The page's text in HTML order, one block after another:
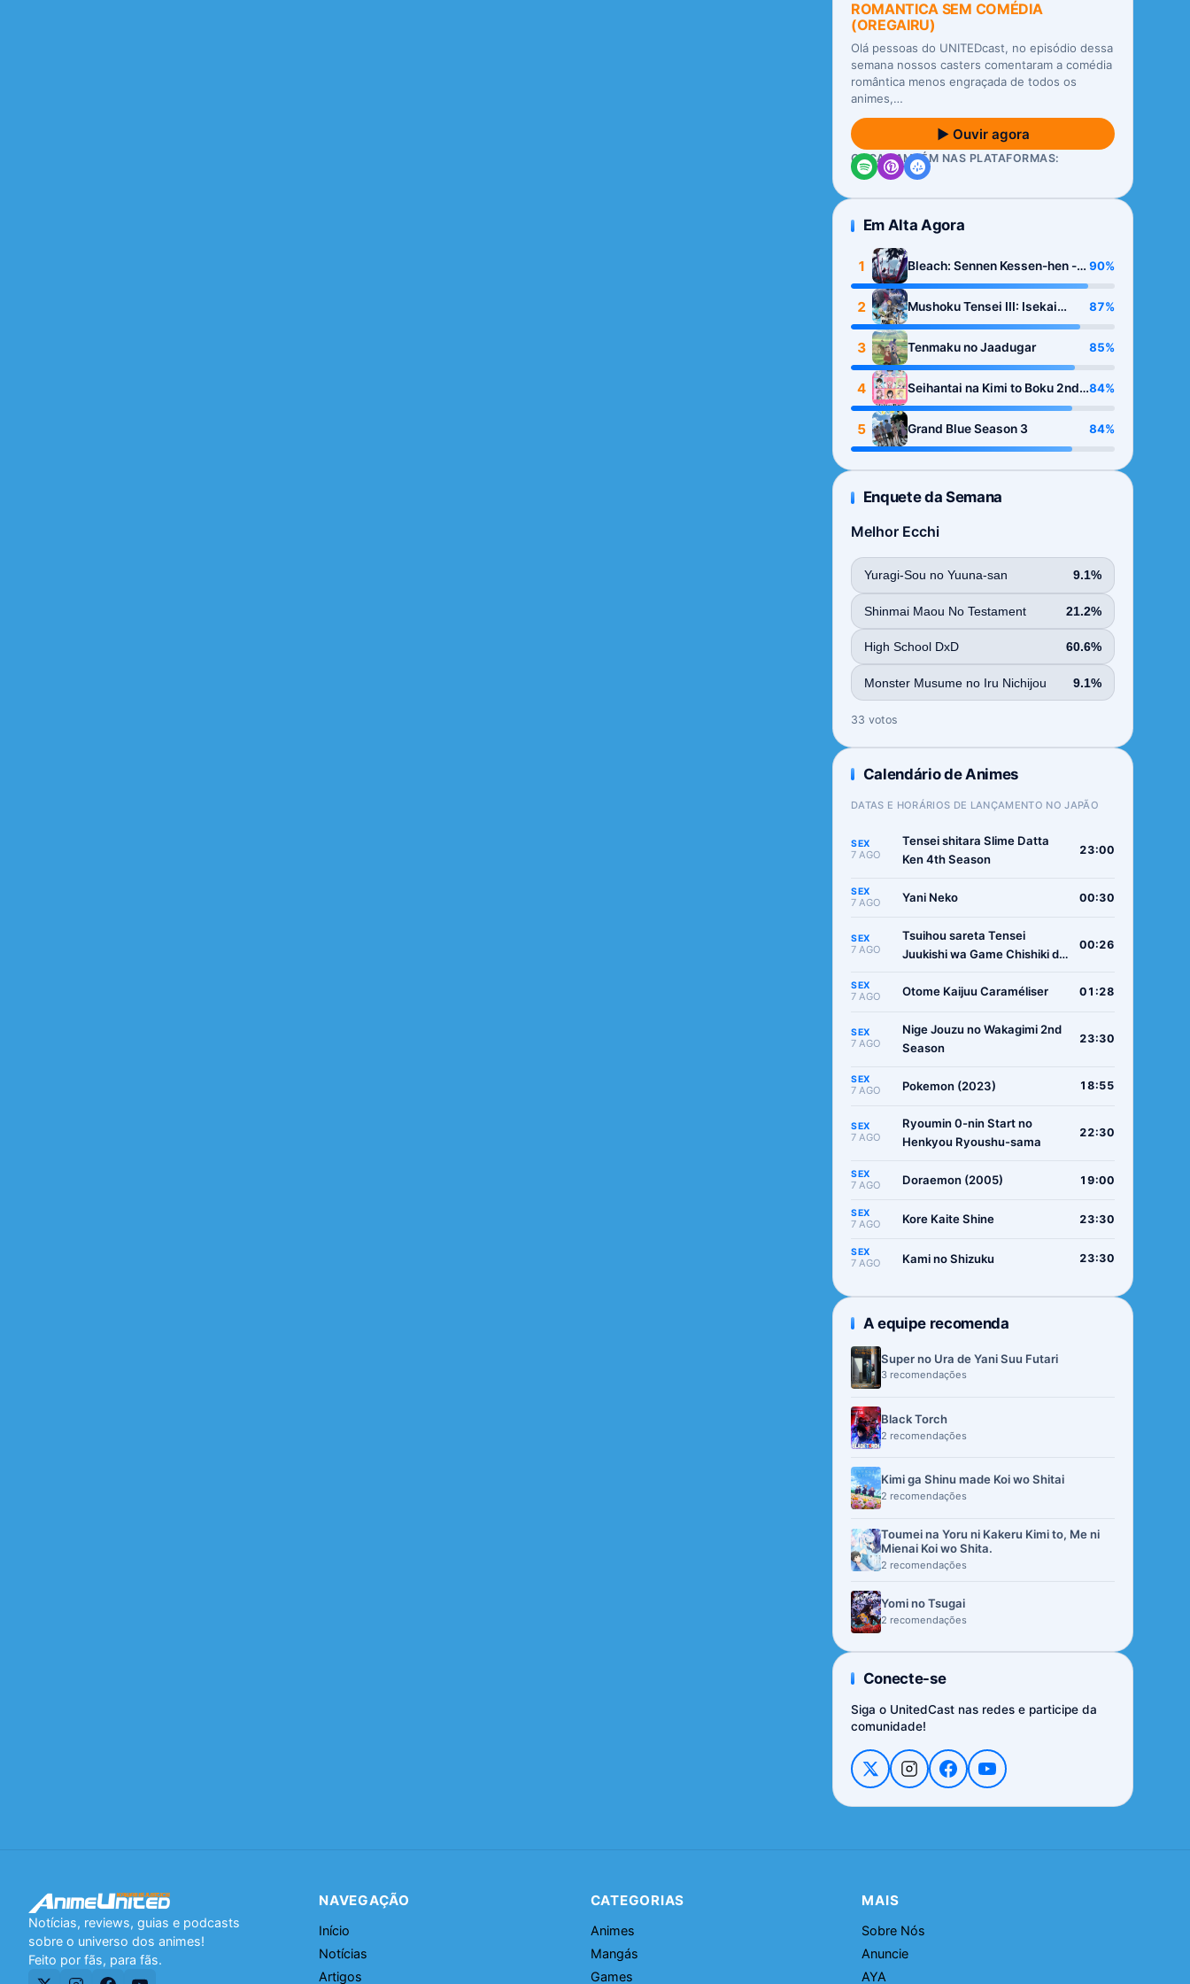
ROMANTICA SEM COMÉDIA
(OREGAIRU)
Olá pessoas do UNITEDcast, no episódio dessa
semana nossos casters comentaram a comédia
romântica menos engraçada de todos os
animes,…
▶ Ouvir agora
OUÇA TAMBÉM NAS PLATAFORMAS:
Em Alta Agora
1
Bleach: Sennen Kessen-hen -
Kashin-tan
90%
2
Mushoku Tensei III: Isekai
Ittara Honki Dasu
87%
3 Tenmaku no Jaadugar 85%
4
Seihantai na Kimi to Boku 2nd
Season
84%
5 Grand Blue Season 3 84%
Enquete da Semana
Melhor Ecchi
Yuragi-Sou no Yuuna-san 9.1%
Shinmai Maou No Testament 21.2%
High School DxD 60.6%
Monster Musume no Iru Nichijou 9.1%
33 votos
Calendário de Animes
DATAS E HORÁRIOS DE LANÇAMENTO NO JAPÃO
SEX
7 AGO
Tensei shitara Slime Datta
Ken 4th Season
23:00
SEX
7 AGO Yani Neko 00:30
SEX
7 AGO
Tsuihou sareta Tensei
Juukishi wa Game Chishiki de
00:26
SEX
7 AGO Otome Kaijuu Caraméliser 01:28
SEX
7 AGO
Nige Jouzu no Wakagimi 2nd
Season
23:30
SEX
7 AGO Pokemon (2023) 18:55
SEX
7 AGO
Ryoumin 0-nin Start no
Henkyou Ryoushu-sama
22:30
SEX
7 AGO Doraemon (2005) 19:00
SEX
7 AGO Kore Kaite Shine 23:30
SEX
7 AGO Kami no Shizuku 23:30
A equipe recomenda
Super no Ura de Yani Suu Futari
3 recomendações
Black Torch
2 recomendações
Kimi ga Shinu made Koi wo Shitai
2 recomendações
Toumei na Yoru ni Kakeru Kimi to, Me ni
Mienai Koi wo Shita.
2 recomendações
Yomi no Tsugai
2 recomendações
Conecte-se
Siga o UnitedCast nas redes e participe da
comunidade!
Notícias, reviews, guias e podcasts
sobre o universo dos animes!
Feito por fãs, para fãs.
NAVEGAÇÃO
Início
Notícias
Artigos
CATEGORIAS
Animes
Mangás
Games
MAIS
Sobre Nós
Anuncie
AYA